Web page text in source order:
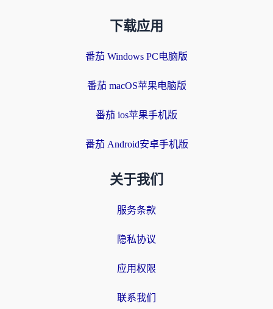
下载应用
番茄 Windows PC电脑版
番茄 macOS苹果电脑版
番茄 ios苹果手机版
番茄 Android安卓手机版
关于我们
服务条款
隐私协议
应用权限
联系我们